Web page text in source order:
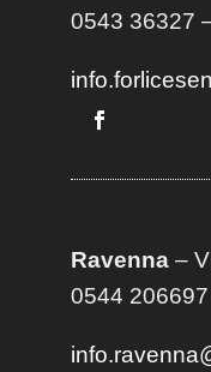
0543 36327
Ravenna–
0544 206697